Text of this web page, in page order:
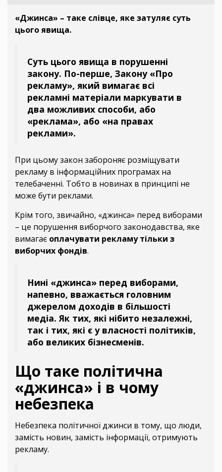
«Джинса» – таке слівце, яке затуляє суть
цього явища.
Суть цього явища в порушенні
закону. По-перше, Закону «Про
рекламу», який вимагає всі
рекламні матеріали маркувати в
два можливих способи, або
«реклама», або «на правах
реклами».
При цьому закон забороняє розміщувати
рекламу в інформаційних програмах на
телебаченні. Тобто в новинах в принципі не
може бути реклами.
Крім того, звичайно, «джинса» перед виборами
– це порушення виборчого законодавства, яке
вимагає оплачувати рекламу тільки з
виборчих фондів.
Нині «джинса» перед виборами,
напевно, вважається головним
джерелом доходів в більшості
медіа. Як тих, які нібито незалежні,
так і тих, які є у власності політиків,
або великих бізнесменів.
Що таке політична
«джинса» і в чому
небезпека
Небезпека політичної джинси в тому, що люди,
замість новин, замість інформації, отримують
рекламу.